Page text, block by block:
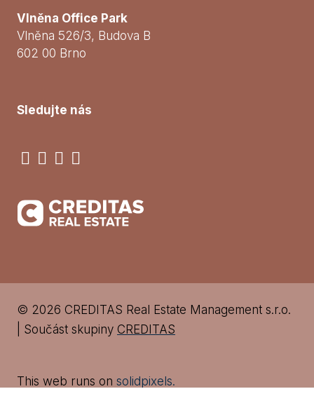
Vlněna Office Park
Vlněna 526/3, Budova B
602 00 Brno
Sledujte nás
© 2026 CREDITAS Real Estate Management s.r.o.
| Součást skupiny CREDITAS
This web runs on solidpixels.